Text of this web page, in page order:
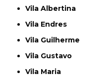
Vila Albertina
Vila Endres
Vila Guilherme
Vila Gustavo
Vila Maria